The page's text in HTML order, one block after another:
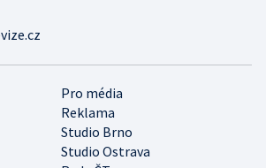
Pro média
Reklama
Studio Brno
Studio Ostrava